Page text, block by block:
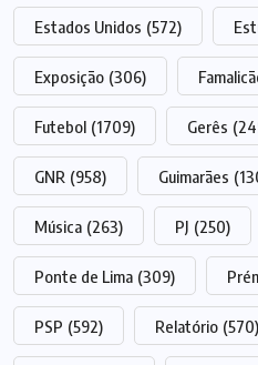
Estados Unidos (572)
Exposição (306)
Futebol (1709) Gerês
GNR (958) Guimarães
Música (263) PJ (250)
Ponte de Lima (309)
PSP (592) Relatório (570)